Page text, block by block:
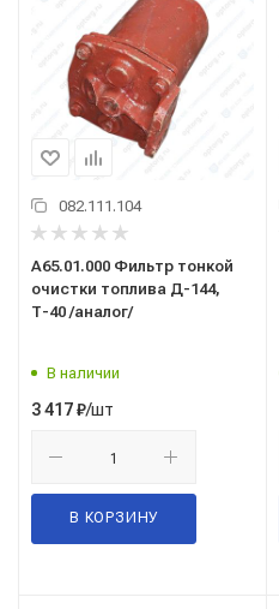
082.111.104
А65.01.000 Фильтр тонкой
очистки топлива Д-144,
Т-40 /аналог/
В наличии
3 417₽/шт
В КОРЗИНУ